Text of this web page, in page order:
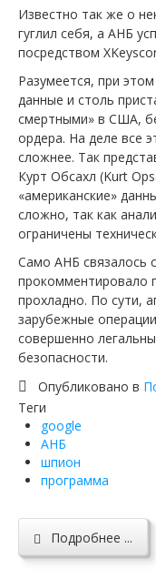
Известно так же о
гуглил себя, а АНБ
посредством
Разумеется, при
данные и столь
смертными» в США,
ордера. На деле все
сложнее. Так
Курт Обсахл (Kurt
«американские»
сложно, так как
ограничены
Само АНБ связалось
прокомментировало
прохладно. По сути,
зарубежные
совершенно
безопасности.
Опубликовано в
Теги
google
АНБ
шпион
программа
Подробнее ...